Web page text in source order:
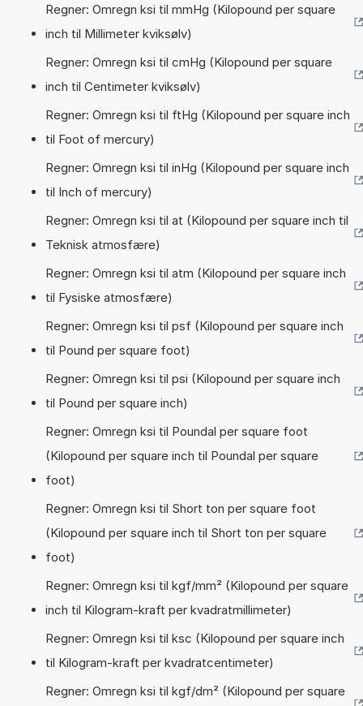
Regner: Omregn ksi til mmHg (Kilopound per square
inch til Millimeter kviksølv)
Regner: Omregn ksi til cmHg (Kilopound per square
inch til Centimeter kviksølv)
Regner: Omregn ksi til ftHg (Kilopound per square inch
til Foot of mercury)
Regner: Omregn ksi til inHg (Kilopound per square inch
til Inch of mercury)
Regner: Omregn ksi til at (Kilopound per square inch til
Teknisk atmosfære)
Regner: Omregn ksi til atm (Kilopound per square inch
til Fysiske atmosfære)
Regner: Omregn ksi til psf (Kilopound per square inch
til Pound per square foot)
Regner: Omregn ksi til psi (Kilopound per square inch
til Pound per square inch)
Regner: Omregn ksi til Poundal per square foot
(Kilopound per square inch til Poundal per square
foot)
Regner: Omregn ksi til Short ton per square foot
(Kilopound per square inch til Short ton per square
foot)
Regner: Omregn ksi til kgf/mm² (Kilopound per square
inch til Kilogram-kraft per kvadratmillimeter)
Regner: Omregn ksi til ksc (Kilopound per square inch
til Kilogram-kraft per kvadratcentimeter)
Regner: Omregn ksi til kgf/dm² (Kilopound per square